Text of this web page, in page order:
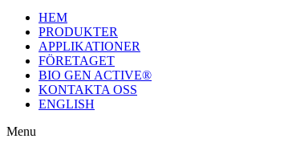
HEM
PRODUKTER
APPLIKATIONER
FÖRETAGET
BIO GEN ACTIVE®
KONTAKTA OSS
ENGLISH
Menu